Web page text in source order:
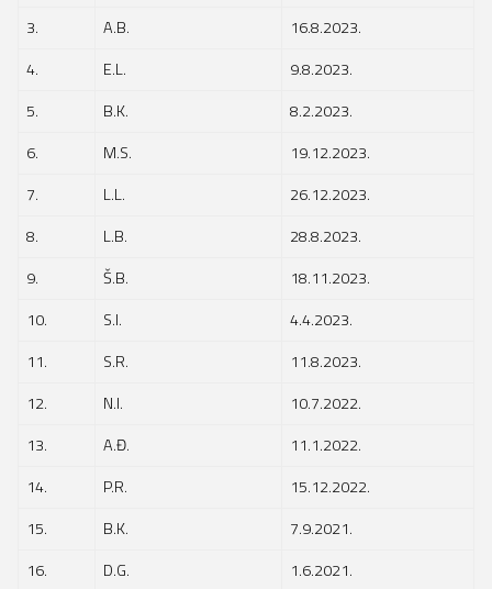
3.
A.B.
16.8.2023.
4.
E.L.
9.8.2023.
5.
B.K.
8.2.2023.
6.
M.S.
19.12.2023.
7.
L.L.
26.12.2023.
8.
L.B.
28.8.2023.
9.
Š.B.
18.11.2023.
10.
S.I.
4.4.2023.
11.
S.R.
11.8.2023.
12.
N.I.
10.7.2022.
13.
A.Đ.
11.1.2022.
14.
P.R.
15.12.2022.
15.
B.K.
7.9.2021.
16.
D.G.
1.6.2021.